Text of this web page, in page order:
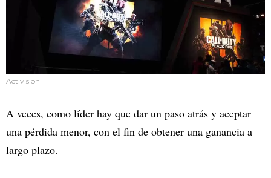
Activision
A veces, como líder hay que dar un paso atrás y aceptar
una pérdida menor, con el fin de obtener una ganancia a
largo plazo.